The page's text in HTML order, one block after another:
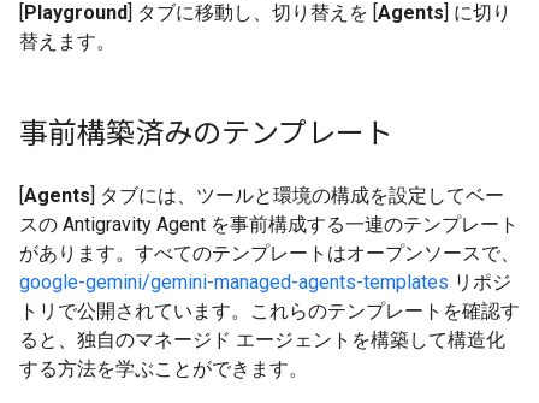
[Playground] タブに移動し、切り替えを [Agents] に切り
替えます。
事前構築済みのテンプレート
[Agents] タブには、ツールと環境の構成を設定してベー
スの Antigravity Agent を事前構成する一連のテンプレート
があります。すべてのテンプレートはオープンソースで、
google-gemini/gemini-managed-agents-templates リポジ
トリで公開されています。これらのテンプレートを確認す
ると、独自のマネージド エージェントを構築して構造化
する方法を学ぶことができます。